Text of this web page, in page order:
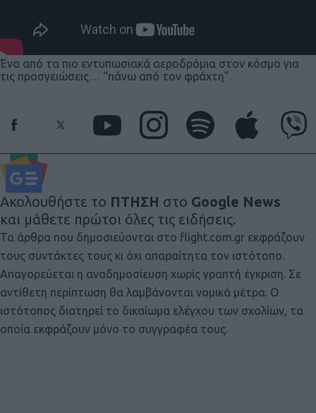
Ένα από τα πιο εντυπωσιακά αεροδρόμια στον κόσμο για
τις προσγειώσεις… “πάνω από τον φράχτη”.
Ακολουθήστε το ΠΤΗΣΗ στο Google News
και μάθετε πρώτοι όλες τις ειδήσεις.
Τα άρθρα που δημοσιεύονται στο flight.com.gr εκφράζουν
τους συντάκτες τους κι όχι απαραίτητα τον ιστότοπο.
Απαγορεύεται η αναδημοσίευση χωρίς γραπτή έγκριση. Σε
αντίθετη περίπτωση θα λαμβάνονται νομικά μέτρα. Ο
ιστότοπος διατηρεί το δικαίωμα ελέγχου των σχολίων, τα
οποία εκφράζουν μόνο το συγγραφέα τους.